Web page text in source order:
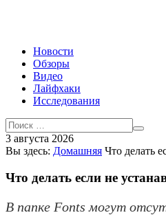
Новости
Обзоры
Видео
Лайфхаки
Исследования
3 августа 2026
Вы здесь: Домашняя Что делать
Что делать если не
В папке Fonts могут